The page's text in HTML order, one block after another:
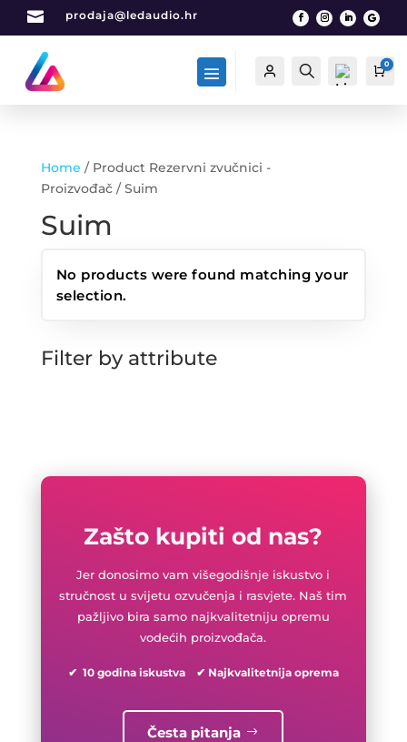
 prodaja@ledaudio.hr
Račun Traži 0
Home / Product Rezervni zvučnici -
Proizvođač / Suim
Suim
No products were found matching your
selection.
Filter by attribute
Zašto kupiti od nas?
Jer donosimo vam višegodišnje iskustvo i
stručnost u svijetu ozvučenja i rasvjete. Naš tim
pažljivo bira samo najkvalitetniju opremu
vodećih proizvođača.
✔ 10 godina iskustva ✔ Najkvalitetnija oprema
Česta pitanja